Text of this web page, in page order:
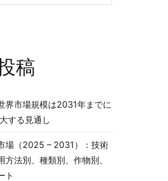
稿
界市場規模は2031年までに
する見通し
場（2025 – 2031）：技術
方法別、種類別、作物別、
ト